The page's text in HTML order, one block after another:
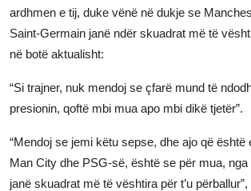
ardhmen e tij, duke vënë në dukje se
Saint-Germain janë ndër skuadrat më të
në botë aktualisht:
“Si trajner, nuk mendoj se çfarë mund të
presionin, qoftë mbi mua apo mbi dikë tjetër”.
“Mendoj se jemi këtu sepse, dhe ajo që është
Man City dhe PSG-së, është se për mua, nga
janë skuadrat më të vështira për t’u